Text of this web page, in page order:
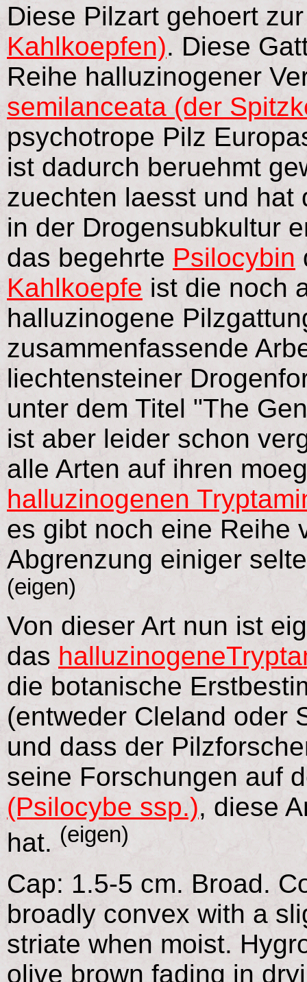
Diese Pilzart gehoert
Kahlkoepfen). Diese
Reihe halluzinogener
semilanceata (der
psychotrope Pilz
ist dadurch beruehmt
zuechten laesst und hat
in der Drogensubkultur
das begehrte Psilocybin
Kahlkoepfe ist die noch
halluzinogene
zusammenfassende
liechtensteiner
unter dem Titel "The
ist aber leider schon
alle Arten auf ihren
halluzinogenen
es gibt noch eine Reihe
Abgrenzung einiger
(eigen)
Von dieser Art nun ist
das
die botanische
(entweder Cleland oder
und dass der
seine Forschungen auf
(Psilocybe ssp.), diese
hat. (eigen)
Cap: 1.5-5 cm. Broad.
broadly convex with a
striate when moist.
olive brown fading in